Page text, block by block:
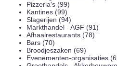
Pizzeria's (99)
Kantines (99)
Slagerijen (94)
Markthandel - AGF (91)
Afhaalrestaurants (78)
Bars (70)
Broodjeszaken (69)
Evenementen-organisaties